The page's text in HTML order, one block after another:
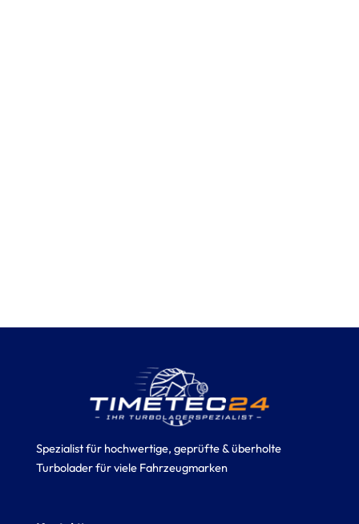
Spezialist für hochwertige, geprüfte & überholte
Turbolader für viele Fahrzeugmarken